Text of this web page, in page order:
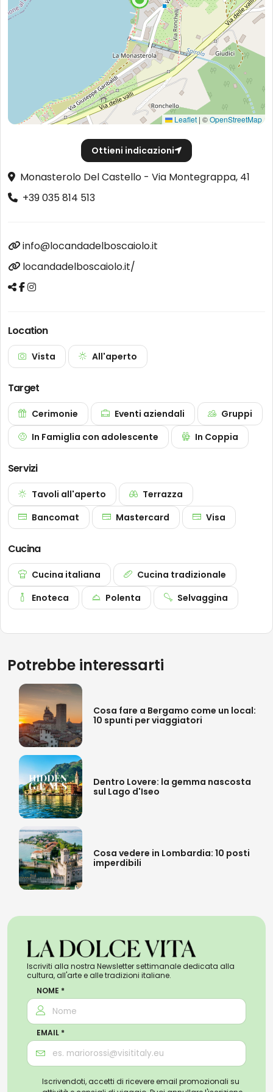
Leaflet | ©OpenStreetMap
Ottieni indicazioni
Monasterolo Del Castello - Via Montegrappa, 41
+39 035 814 513
info@locandadelboscaiolo.it
locandadelboscaiolo.it/
Location
Vista All'aperto
Target
Cerimonie Eventi aziendali
Gruppi
In Famiglia con adolescente
In Coppia
Servizi
Tavoli all'aperto
Terrazza
Bancomat
Mastercard Visa
Cucina
Cucina italiana
Cucina tradizionale
Enoteca
Polenta Selvaggina
Potrebbe interessarti
Cosa fare a Bergamo come un local:
10 spunti per viaggiatori
Dentro Lovere: la gemma nascosta
sul Lago d'Iseo
Cosa vedere in Lombardia: 10 posti
imperdibili
Iscriviti alla nostra Newsletter settimanale dedicata alla
cultura, all'arte e alle tradizioni italiane.
NOME *
EMAIL *
Iscrivendoti, accetti di ricevere email promozionali su